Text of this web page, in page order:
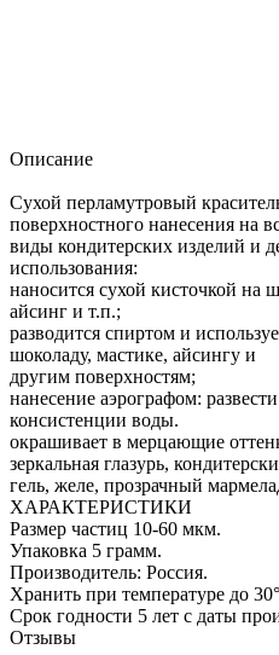
Описание
Сухой перламутровый
поверхностного нанесения на
виды кондитерских изделий и
использования:
наносится сухой кисточкой на
айсинг и т.п.;
разводится спиртом и
шоколаду, мастике, айсингу и
другим поверхностям;
нанесение аэрографом:
консистенции воды.
окрашивает в мерцающие
зеркальная глазурь,
гель, желе, прозрачный
ХАРАКТЕРИСТИКИ
Размер частиц 10-60 мкм.
Упаковка 5 грамм.
Производитель: Россия.
Хранить при температуре до
Срок годности 5 лет с даты
Отзывы